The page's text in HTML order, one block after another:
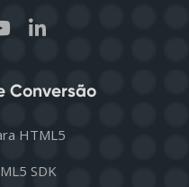
Conversão
HTML5
SDK